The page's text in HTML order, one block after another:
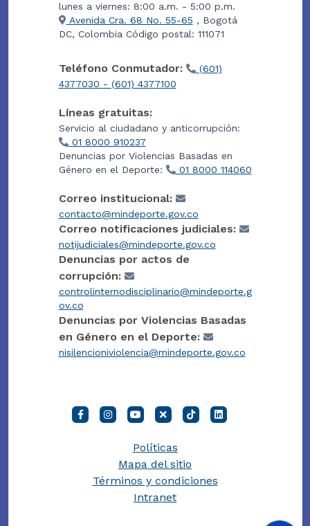
lunes a viernes: 8:00 a.m. - 5:00 p.m.
Avenida Cra. 68 No. 55-65 , Bogotá
DC, Colombia Código postal: 111071
Teléfono Conmutador:
(601)
4377030 - (601) 4377100
Líneas gratuitas:
Servicio al ciudadano y anticorrupción:
01 8000 910237
Denuncias por Violencias Basadas en
Género en el Deporte:
01 8000 114060
Correo institucional:
contacto@mindeporte.gov.co
Correo notificaciones judiciales:
notijudiciales@mindeporte.gov.co
Denuncias por actos de
corrupción:
controlinternodisciplinario@mindeporte.g
ov.co
Denuncias por Violencias Basadas
en Género en el Deporte:
nisilencioniviolencia@mindeporte.gov.co
Políticas
Mapa del sitio
Términos y condiciones
Intranet